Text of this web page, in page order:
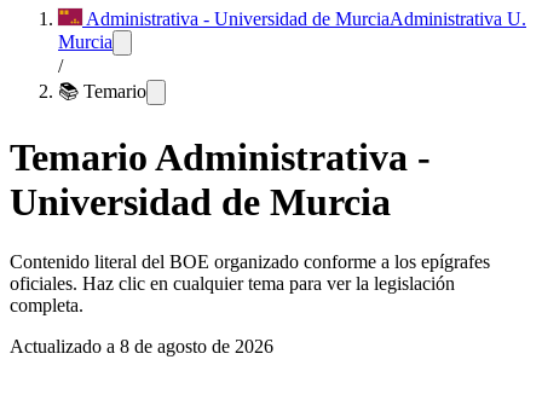
Administrativa - Universidad de MurciaAdministrativa U.
Murcia
/
📚 Temario
TemarioAdministrativa -
Universidad de Murcia
Contenido literal del BOE organizado conforme a los epígrafes
oficiales. Haz clic en cualquier tema para ver la legislación
completa.
Actualizado a 8 de agosto de 2026